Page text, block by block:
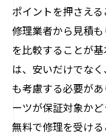
ポイントを押さえ
修理業者から見積
を比較することが
は、安いだけでな
も考慮する必要が
ーツが保証対象か
無料で修理を受け